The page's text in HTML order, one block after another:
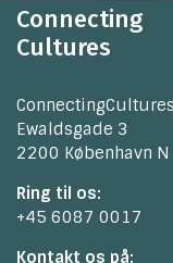
Connecting
Cultures
Ewaldsgade 3
2200 København N
Ring til os:
+45 6087 0017
Kontakt os på: